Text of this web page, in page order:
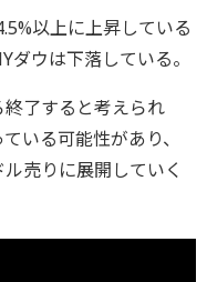
以上に上昇している
ウは下落している。
終了すると考えられ
いる可能性があり、
売りに展開していく